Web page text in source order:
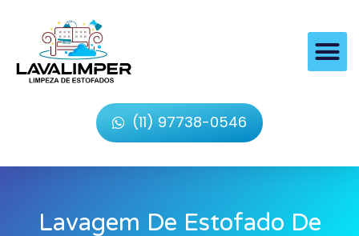
(11) 97738-0546
Lavagem De Estofado De